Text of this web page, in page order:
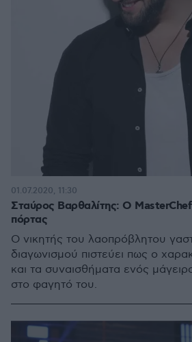
Σταύρος Βαρθαλίτης: Ο MasterChef
πόρτας
Ο νικητής του λαοπρόβλητου
διαγωνισμού πιστεύει πως ο
και τα συναισθήματα ενός
στο φαγητό του.
01.07.2020, 11:30